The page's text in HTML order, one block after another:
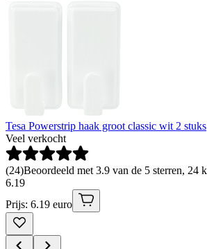
Tesa Powerstrip haak groot classic wit 2 stuks
Veel verkocht
(24)Beoordeeld met 3.9 van de 5 sterren, 24
6.19
Prijs: 6.19 euro